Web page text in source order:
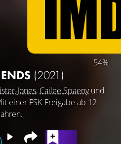
54%
(2021)
Jones, Cailee Spaenyund
einer FSK-Freigabe ab 12